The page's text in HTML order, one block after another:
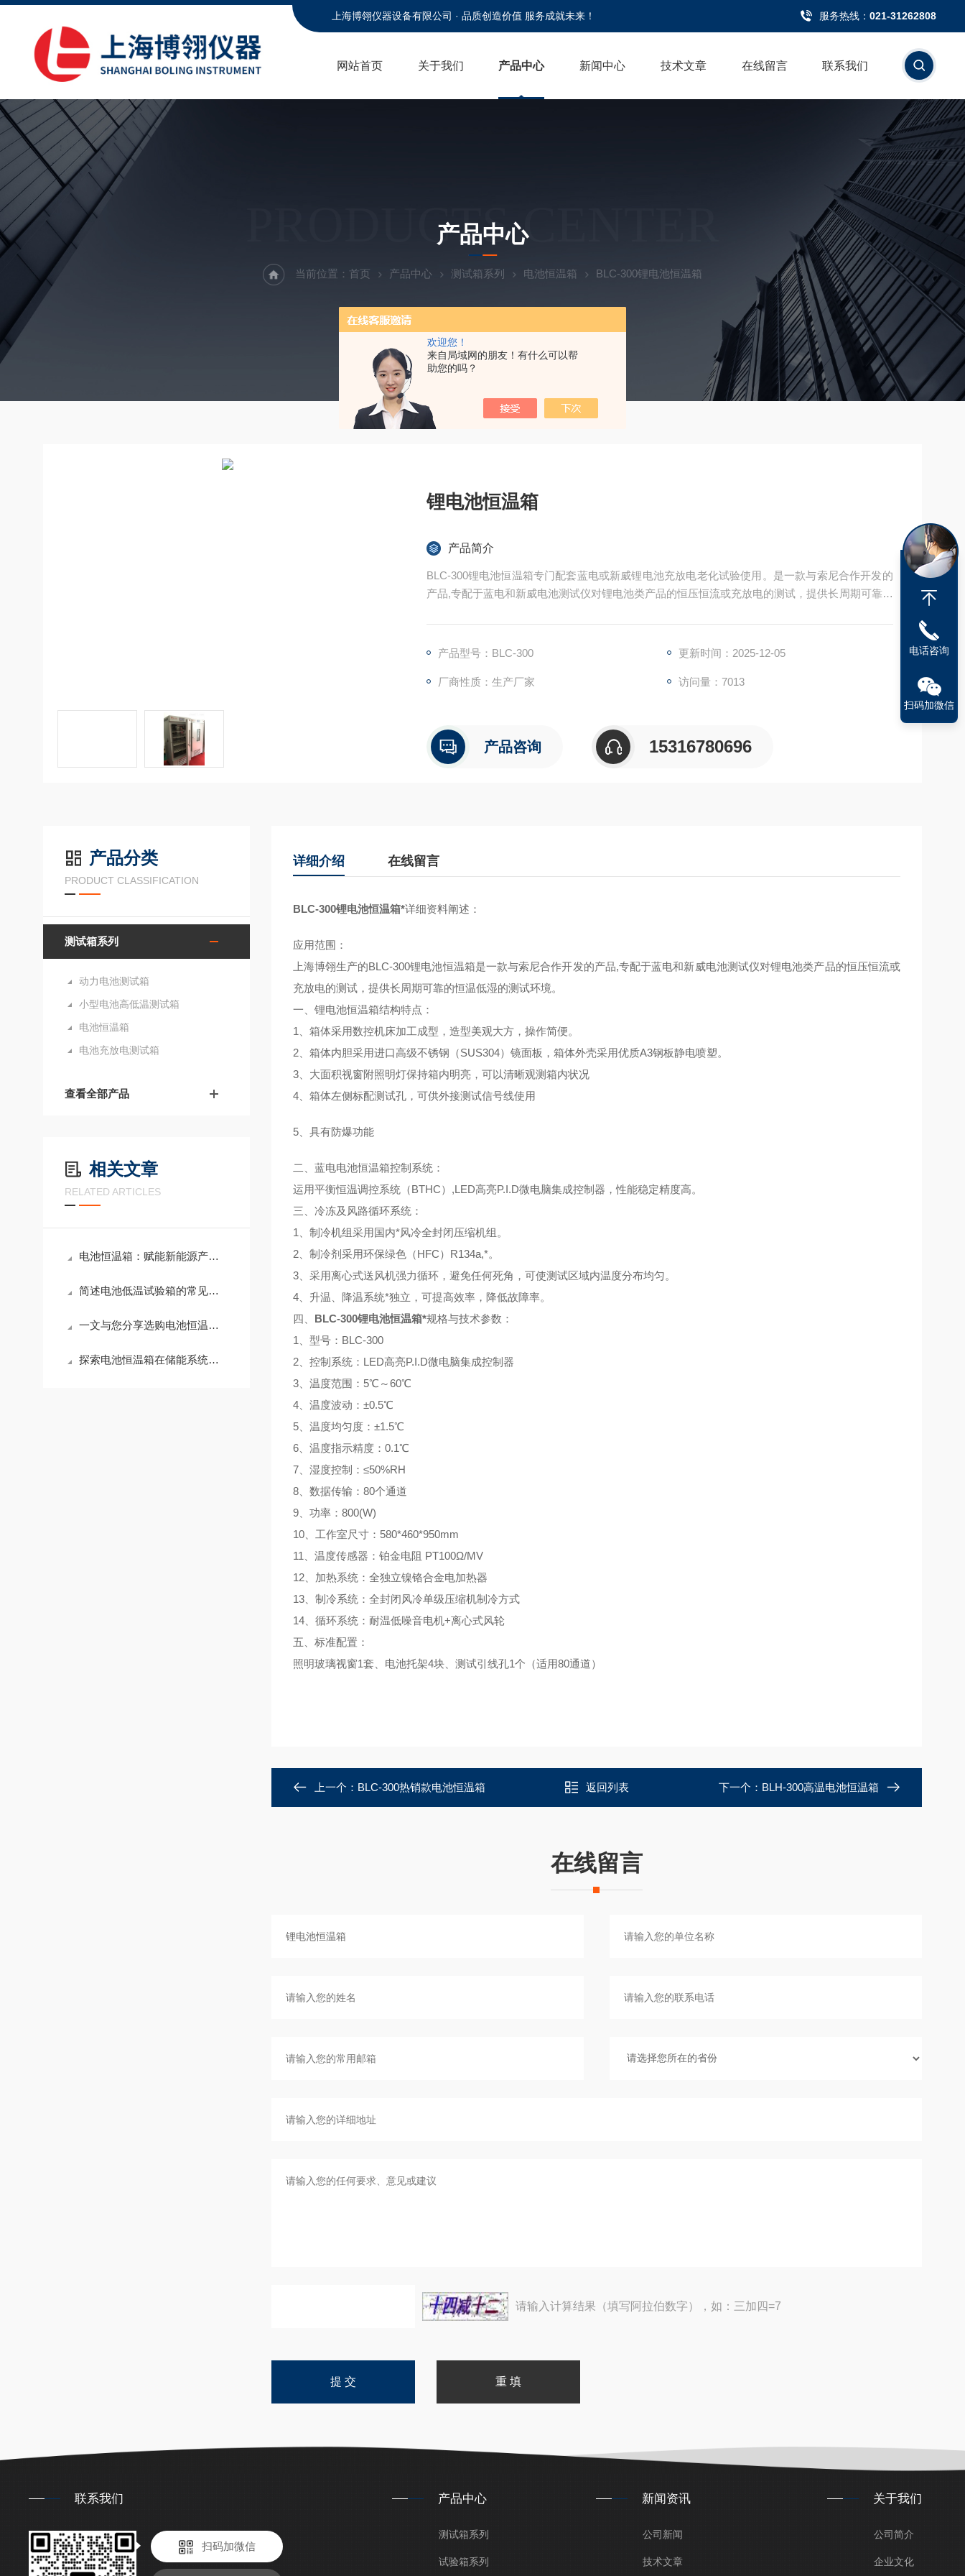
欢迎您！
来自局域网的朋友！有什么可以帮
助您的吗？
上海博翎仪器设备有限公司 · 品质创造价值 服务成就未来！ 服务热线： 021-31262808
网站首页 关于我们 产品中心 新闻中心 技术文章 在线留言 联系我们
PRODUCTS CENTER
产品中心
当前位置： 首页 产品中心 测试箱系列 电池恒温箱 BLC-300锂电池恒温箱
锂电池恒温箱
产品简介
BLC-300锂电池恒温箱专门配套蓝电或新威锂电池充放电老化试验使用。是一款与索尼合作开发的
产品,专配于蓝电和新威电池测试仪对锂电池类产品的恒压恒流或充放电的测试，提供长周期可靠的
产品型号：BLC-300 更新时间：2025-12-05
厂商性质：生产厂家 访问量：7013
产品咨询 15316780696
产品分类
PRODUCT CLASSIFICATION
测试箱系列
动力电池测试箱
小型电池高低温测试箱
电池恒温箱
电池充放电测试箱
查看全部产品
相关文章
RELATED ARTICLES
电池恒温箱：赋能新能源产业的温控核心装备
简述电池低温试验箱的常见问题相应解决方法
一文与您分享选购电池恒温箱时所需要考虑的关键因素
探索电池恒温箱在储能系统中的关键作用
详细介绍 在线留言
BLC-300锂电池恒温箱*详细资料阐述：
应用范围：
上海博翎生产的BLC-300锂电池恒温箱是一款与索尼合作开发的产品,专配于蓝电和新威电池测试仪对锂电池类产品的恒压恒流或
充放电的测试，提供长周期可靠的恒温低湿的测试环境。
一、锂电池恒温箱结构特点：
1、箱体采用数控机床加工成型，造型美观大方，操作简便。
2、箱体内胆采用进口高级不锈钢（SUS304）镜面板，箱体外壳采用优质A3钢板静电喷塑。
3、大面积视窗附照明灯保持箱内明亮，可以清晰观测箱内状况
4、箱体左侧标配测试孔，可供外接测试信号线使用
5、具有防爆功能
二、蓝电电池恒温箱控制系统：
运用平衡恒温调控系统（BTHC）,LED高亮P.I.D微电脑集成控制器，性能稳定精度高。
三、冷冻及风路循环系统：
1、制冷机组采用国内*风冷全封闭压缩机组。
2、制冷剂采用环保绿色（HFC）R134a,*。
3、采用离心式送风机强力循环，避免任何死角，可使测试区域内温度分布均匀。
4、升温、降温系统*独立，可提高效率，降低故障率。
四、 BLC-300锂电池恒温箱*规格与技术参数：
1、型号：BLC-300
2、控制系统：LED高亮P.I.D微电脑集成控制器
3、温度范围：5℃～60℃
4、温度波动：±0.5℃
5、温度均匀度：±1.5℃
6、温度指示精度：0.1℃
7、湿度控制：≤50%RH
8、数据传输：80个通道
9、功率：800(W)
10、工作室尺寸：580*460*950mm
11、温度传感器：铂金电阻 PT100Ω/MV
12、加热系统：全独立镍铬合金电加热器
13、制冷系统：全封闭风冷单级压缩机制冷方式
14、循环系统：耐温低噪音电机+离心式风轮
五、标准配置：
照明玻璃视窗1套、电池托架4块、测试引线孔1个（适用80通道）
上一个： BLC-300热销款电池恒温箱 返回列表 下一个： BLH-300高温电池恒温箱
在线留言
请输入计算结果（填写阿拉伯数字），如：三加四=7
联系我们
扫码加微信
产品中心
测试箱系列
试验箱系列
新闻资讯
公司新闻
技术文章
关于我们
公司简介
企业文化
电话咨询
扫码加微信